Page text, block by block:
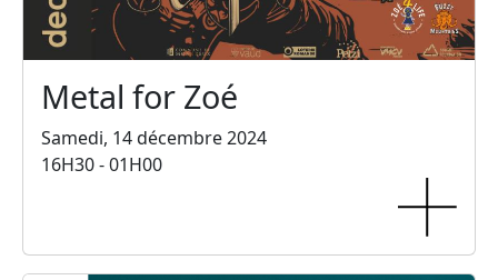
Metal for Zoé
Samedi, 14 décembre 2024
16H30 - 01H00